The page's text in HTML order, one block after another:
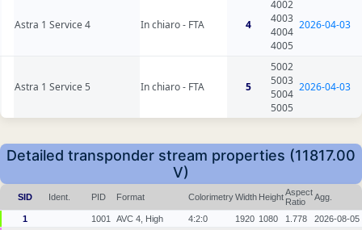
Astra 1 Service 4 In chiaro - FTA 4
4002
4003
4004
4005
2026-04-03
Astra 1 Service 5 In chiaro - FTA 5
5002
5003
5004
5005
2026-04-03
Detailed transponder stream properties (11817.00
V)
SID Ident. PID Format ColorimetryWidth HeightAspect
Ratio
Agg.
1 1001 AVC 4, High 4:2:0 1920 1080 1.778 2026-08-05